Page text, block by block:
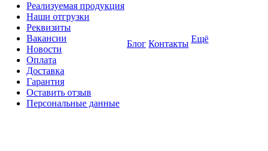
Реализуемая продукция
Наши отгрузки
Реквизиты
Вакансии
Новости
Оплата
Доставка
Гарантия
Оставить отзыв
Персональные данные
Блог Контакты Ещё